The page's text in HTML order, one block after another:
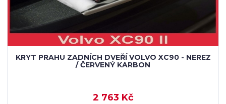
KRYT PRAHU ZADNÍCH DVEŘÍ VOLVO XC90 - NEREZ
/ ČERVENÝ KARBON
2 763 Kč